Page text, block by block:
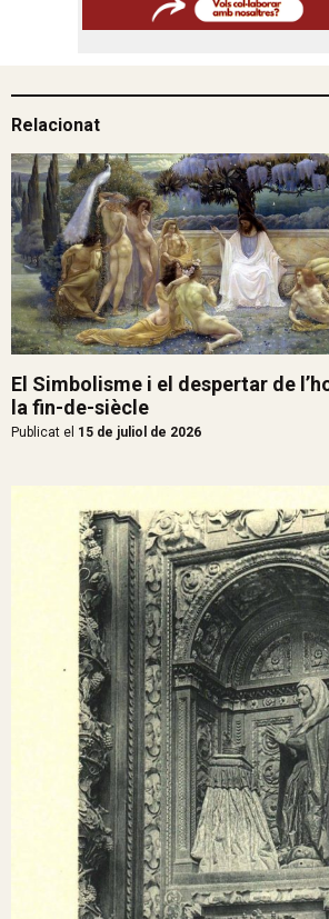
Relacionat
El Simbolisme i el despertar de
la fin-de-siècle
Publicat el 15 de juliol de 2026